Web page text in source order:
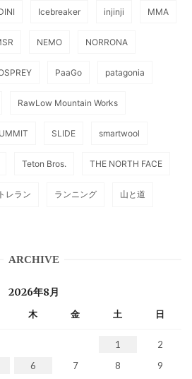
Icebreaker injinji MMA
NEMO NORRONA
PaaGo patagonia
RawLow Mountain Works
SLIDE smartwool
Teton Bros. THE NORTH FACE
トレラン ランニング 山と道
ARCHIVE
2026年8月
木 金 土 日
1
2
6 7 8 9